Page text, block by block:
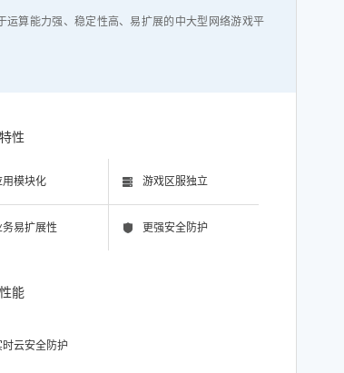
运算能力强、稳定性高、易扩展的中大型网络游戏平
性
用模块化 游戏区服独立
务易扩展性 更强安全防护
能
时云安全防护